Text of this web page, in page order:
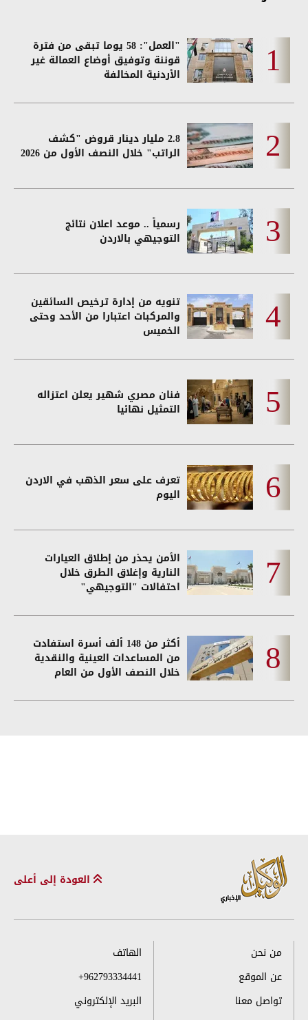
"العمل": 58 يوما تبقى من فترة
قوننة وتوفيق أوضاع العمالة غير
الأردنية المخالفة
2.8 مليار دينار قروض "كشف
الراتب" خلال النصف الأول من 2026
رسمياً .. موعد اعلان نتائج
التوجيهي بالاردن
تنويه من إدارة ترخيص السائقين
والمركبات اعتبارا من الأحد وحتى
الخميس
فنان مصري شهير يعلن اعتزاله
التمثيل نهائيا
تعرف على سعر الذهب في الاردن
اليوم
الأمن يحذر من إطلاق العيارات
النارية وإغلاق الطرق خلال
احتفالات "التوجيهي"
أكثر من 148 ألف أسرة استفادت
من المساعدات العينية والنقدية
خلال النصف الأول من العام
العودة إلى أعلى
من نحن
عن الموقع
تواصل معنا
الهاتف
+962793334441
البريد الإلكتروني